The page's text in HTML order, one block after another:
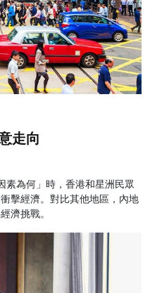
走向
素為何」時，香港和星洲民眾
擊經濟。對比其他地區，內地
濟挑戰。